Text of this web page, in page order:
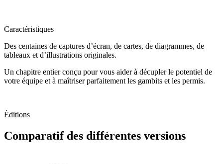
Caractéristiques
Des centaines de captures d’écran, de cartes, de diagrammes, de
tableaux et d’illustrations originales.
Un chapitre entier conçu pour vous aider à décupler le potentiel de
votre équipe et à maîtriser parfaitement les gambits et les permis.
Éditions
Comparatif des différentes versions